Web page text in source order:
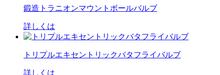
鍛造トラニオンマウントボールバルブ
詳しくは
トリプルエキセントリックバタフライバルブ
詳しくは